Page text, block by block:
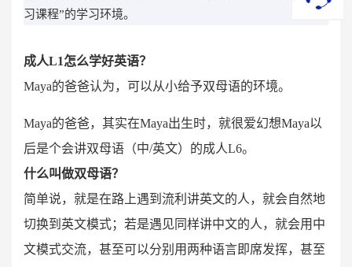
习课程”的学习环境。
成人L1怎么学好英语？
Maya的爸爸认为，可以从小给予双母语的环境。
Maya的爸爸，其实在Maya出生时，就很爱幻想Maya以
后是个会讲双母语（中/英文）的成人L6。
什么叫做双母语？
简单说，就是在路上遇到流利讲英文的人，就会自然地
切换到英文模式；若是遇见同样讲中文的人，就会用中
文模式交流，甚至可以分别用两种语言即席发挥，甚至